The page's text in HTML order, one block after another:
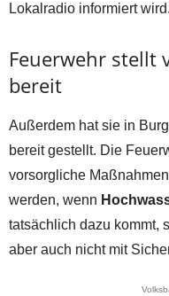
Lokalradio informiert wird.
Feuerwehr stellt
bereit
Außerdem hat sie in
bereit gestellt. Die
vorsorgliche
werden, wenn
tatsächlich dazu kommt,
aber auch nicht mit